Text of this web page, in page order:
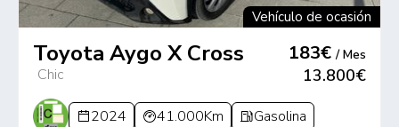
Vehículo de ocasión
Toyota Aygo X Cross
Chic
183€/ Mes
13.800€
2024 41.000Km
Gasolina